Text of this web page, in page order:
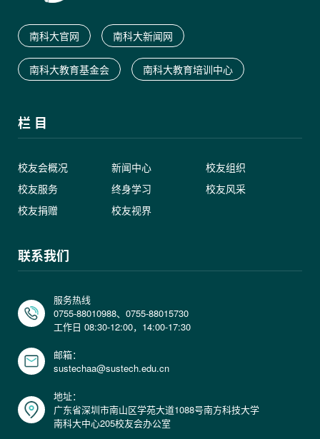
南科大官网 南科大新闻网
南科大教育基金会 南科大教育培训中心
栏 目
校友会概况 新闻中心
校友组织
校友服务
终身学习
校友风采
校友捐赠
校友视界
联系我们
服务热线
0755-88010988、0755-88015730
工作日 08:30-12:00，14:00-17:30
邮箱：
sustechaa@sustech.edu.cn
地址：
广东省深圳市南山区学苑大道1088号南方科技大学
南科大中心205校友会办公室